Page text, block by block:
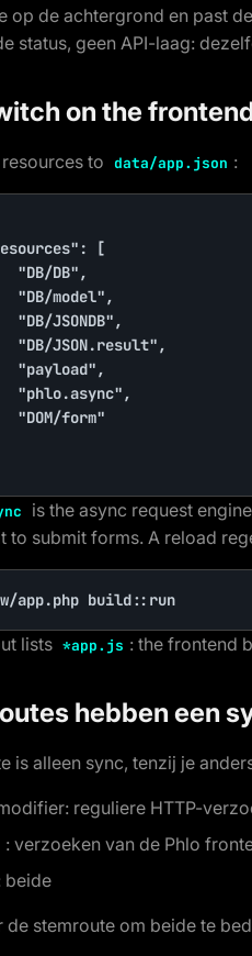
op de achtergrond en past
status, geen API-laag:
on the
to data/app.json :
[
"DB/DB",
"DB/model",
"DB/JSONDB",
"DB/JSON.result",
"payload",
"phlo.async",
"DOM/form"
is the async request
to submit forms. A reload
app.php build::run
lists *app.js : the frontend
hebben een
is alleen sync, tenzij je
reguliere HTTP-
: verzoeken van de Phlo
beide
de stemroute om beide te